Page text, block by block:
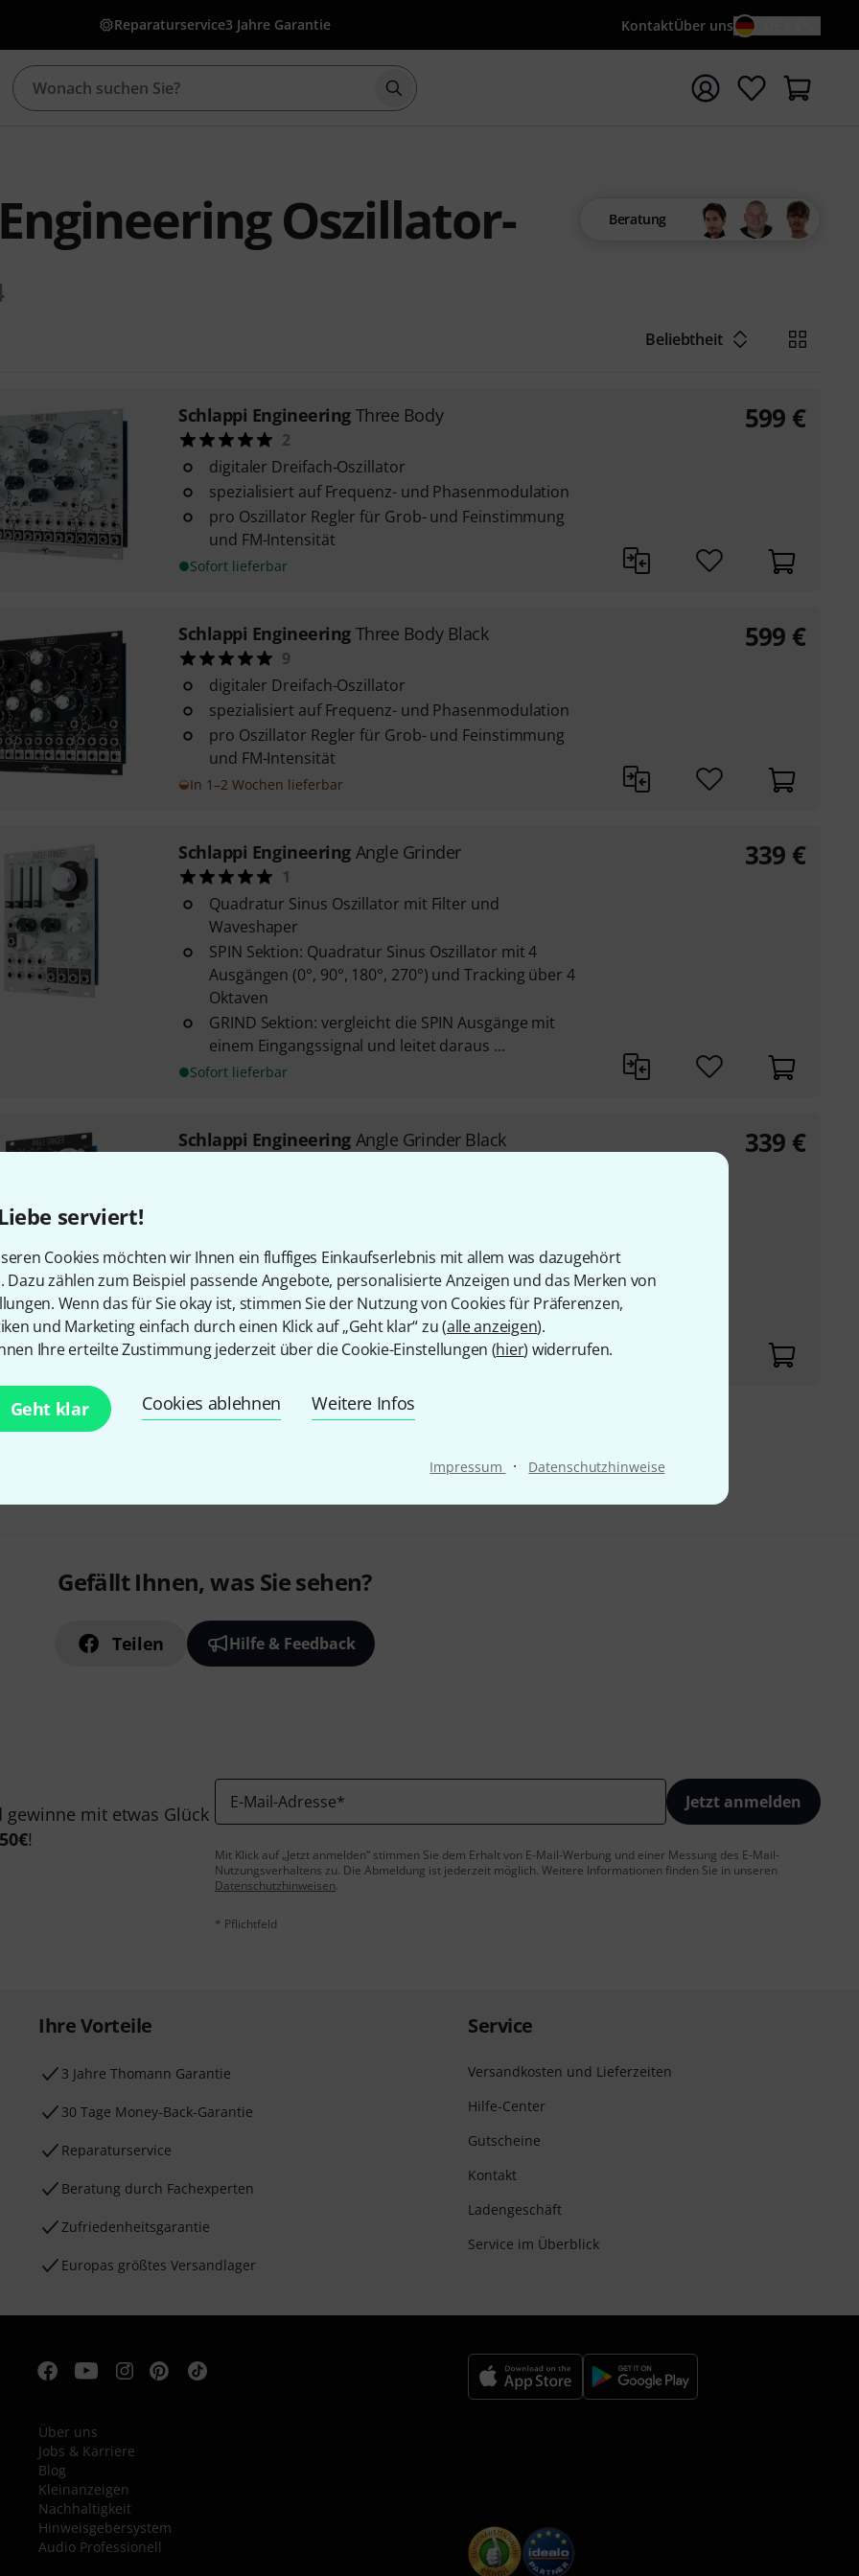
serviert!
Cookies möchten wir Ihnen ein fluffiges Einkaufserlebnis mit allem was dazugehört
Dazu zählen zum Beispiel passende Angebote, personalisierte Anzeigen und das Merken von
Wenn das für Sie okay ist, stimmen Sie der Nutzung von Cookies für Präferenzen,
und Marketing einfach durch einen Klick auf „Geht klar“ zu (alle anzeigen).
Ihre erteilte Zustimmung jederzeit über die Cookie-Einstellungen (hier) widerrufen.
Geht klar Cookies ablehnen Weitere Infos
Impressum · Datenschutzhinweise
Reparaturservice3 Jahre Garantie KontaktÜber uns
Suche mit Suchwort {searchTerm} starten
Oszillator-
Beratung
Beliebtheit
Schlappi Engineering Three Body
2
digitaler Dreifach-Oszillator
spezialisiert auf Frequenz- und Phasenmodulation
pro Oszillator Regler für Grob- und Feinstimmung
und FM-Intensität
Sofort lieferbar
599 €
Schlappi Engineering Three Body Black
9
digitaler Dreifach-Oszillator
spezialisiert auf Frequenz- und Phasenmodulation
pro Oszillator Regler für Grob- und Feinstimmung
und FM-Intensität
In 1–2 Wochen lieferbar
599 €
Schlappi Engineering Angle Grinder
1
Quadratur Sinus Oszillator mit Filter und
Waveshaper
SPIN Sektion: Quadratur Sinus Oszillator mit 4
Ausgängen (0°, 90°, 180°, 270°) und Tracking über 4
Oktaven
GRIND Sektion: vergleicht die SPIN Ausgänge mit
einem Eingangssignal und leitet daraus ...
Sofort lieferbar
339 €
Schlappi Engineering Angle Grinder Black
Ausgängen (0°, 90°, 180°, 270°) und Tracking über 4
Oktaven
GRIND Sektion: vergleicht die SPIN Ausgänge mit
einem Eingangssignal und leitet daraus ...
Kurzfristig lieferbar (2–5 Tage)
339 €
Gefällt Ihnen, was Sie sehen?
Teilen Hilfe & Feedback
mit etwas Glück
50€!
E-Mail-Adresse* Jetzt anmelden
Mit Klick auf „Jetzt anmelden“ stimmen Sie dem Erhalt von E-Mail-Werbung und einer Messung des E-Mail-
Nutzungsverhaltens zu. Die Abmeldung ist jederzeit möglich. Weitere Informationen finden Sie in unseren
Datenschutzhinweisen.
* Pflichtfeld
Ihre Vorteile
3 Jahre Thomann Garantie
30 Tage Money-Back-Garantie
Reparaturservice
Beratung durch Fachexperten
Zufriedenheitsgarantie
Europas größtes Versandlager
Service
Versandkosten und Lieferzeiten
Hilfe-Center
Gutscheine
Kontakt
Ladengeschäft
Service im Überblick
Über uns
Jobs & Karriere
Blog
Kleinanzeigen
Nachhaltigkeit
Hinweisgebersystem
Audio Professionell